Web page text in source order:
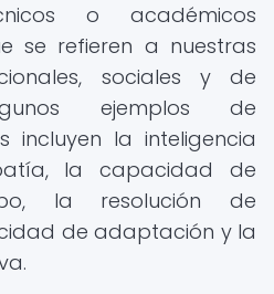
o académicos
se refieren a nuestras
sociales y de
ejemplos de
incluyen la inteligencia
la capacidad de
la resolución de
de adaptación y la